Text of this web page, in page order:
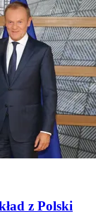
z Polski